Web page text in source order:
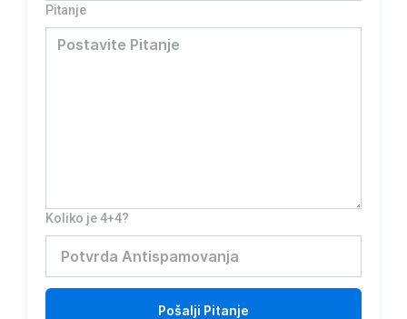
Pitanje
Koliko je 4+4?
Pošalji Pitanje